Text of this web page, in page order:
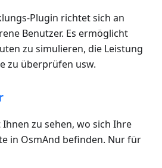
Plugin richtet sich an
Benutzer. Es ermöglicht
zu simulieren, die Leistung
zu überprüfen usw.
zu sehen, wo sich Ihre
in OsmAnd befinden. Nur für